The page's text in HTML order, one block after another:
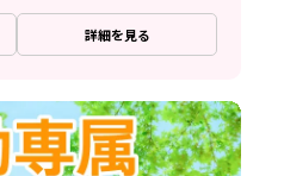
詳細を見る